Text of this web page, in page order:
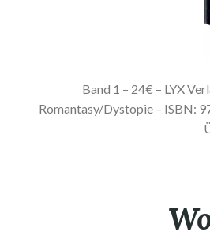
Band 1 – 24€ – LYX
Romantasy/Dystopie – ISBN: